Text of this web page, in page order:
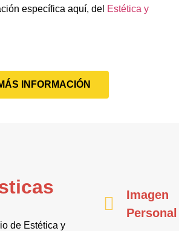
específica aquí, del Estética y
INFORMACIÓN
de Estética y
Imagen
Personal